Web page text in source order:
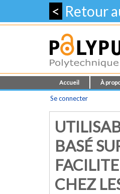
< Retour
Accueil À
Se connecter
BASÉ
CHEZ